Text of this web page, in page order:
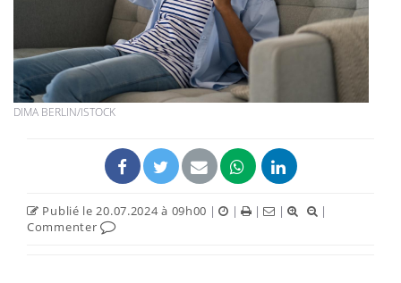
DIMA BERLIN/ISTOCK
Publié le 20.07.2024 à 09h00 | | | |
|
Commenter